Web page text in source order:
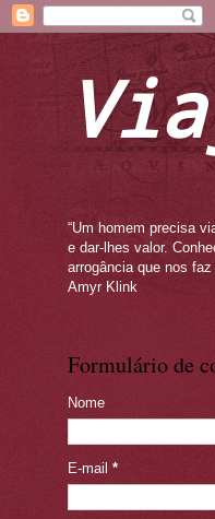
“Um homem precisa
e dar-lhes valor.
arrogância que nos
Amyr Klink
Formulário de
Nome
E-mail *